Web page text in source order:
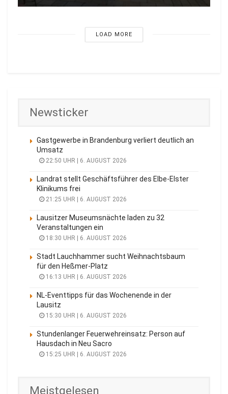
LOAD MORE
Newsticker
Gastgewerbe in Brandenburg verliert deutlich an
Umsatz
22:50 UHR | 6. AUGUST 2026
Landrat stellt Geschäftsführer des Elbe-Elster
Klinikums frei
21:25 UHR | 6. AUGUST 2026
Lausitzer Museumsnächte laden zu 32
Veranstaltungen ein
18:30 UHR | 6. AUGUST 2026
Stadt Lauchhammer sucht Weihnachtsbaum
für den Heßmer-Platz
16:13 UHR | 6. AUGUST 2026
NL-Eventtipps für das Wochenende in der
Lausitz
15:30 UHR | 6. AUGUST 2026
Stundenlanger Feuerwehreinsatz: Person auf
Hausdach in Neu Sacro
15:25 UHR | 6. AUGUST 2026
Meistgelesen